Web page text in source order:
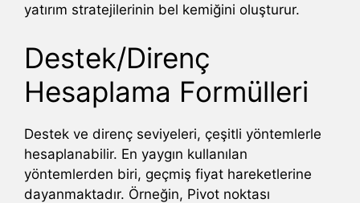
yatırım stratejilerinin bel kemiğini oluşturur.
Destek/Direnç
Hesaplama Formülleri
Destek ve direnç seviyeleri, çeşitli yöntemlerle
hesaplanabilir. En yaygın kullanılan
yöntemlerden biri, geçmiş fiyat hareketlerine
dayanmaktadır. Örneğin, Pivot noktası